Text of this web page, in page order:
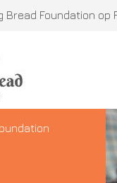
Bread Foundation op